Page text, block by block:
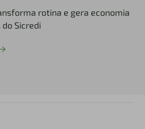
rotina e gera economia
Sicredi